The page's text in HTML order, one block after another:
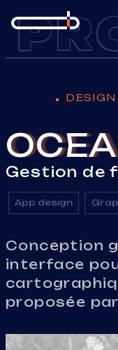
Gestion de
App design
Conception
interface
proposée par